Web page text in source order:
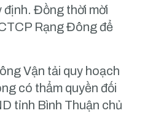
định. Đồng thời mời
Rạng Đông để
Vận tải quy hoạch
có thẩm quyền đối
tỉnh Bình Thuận chủ